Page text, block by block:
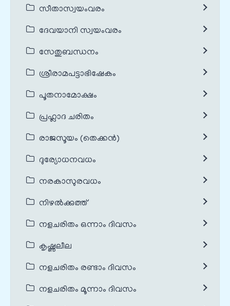
സീതാസ്വയംവരം
ദേവയാനി സ്വയംവരം
സേതുബന്ധനം
ശ്രീരാമപട്ടാഭിഷേകം
പൂതനാമോക്ഷം
പ്രഹ്ലാദ ചരിതം
രാജസൂയം (തെക്കൻ)
ദുര്യോധനവധം
നരകാസുരവധം
നിഴൽക്കുത്ത്
നളചരിതം ഒന്നാം ദിവസം
കൃഷ്ണലീല
നളചരിതം രണ്ടാം ദിവസം
നളചരിതം മൂന്നാം ദിവസം